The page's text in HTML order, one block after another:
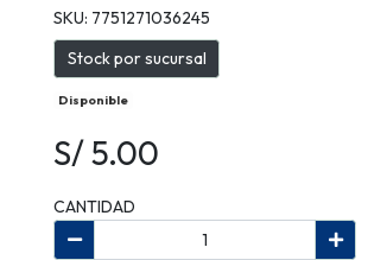
SKU: 7751271036245
Stock por sucursal
Disponible
S/ 5.00
CANTIDAD